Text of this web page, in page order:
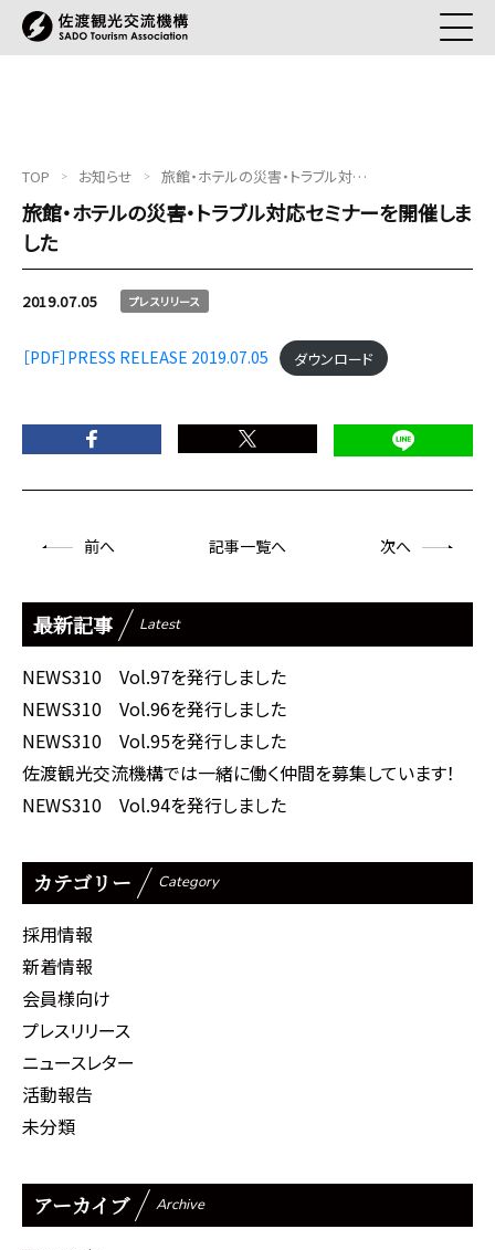
TOP お知らせ 旅館・ホテルの災害・トラブル対応セミナーを開催しました
旅館・ホテルの災害・トラブル対応セミナーを開催しま
した
2019.07.05 プレスリリース
［PDF］PRESS RELEASE 2019.07.05 ダウンロード
前へ 記事一覧へ 次へ
最新記事 Latest
NEWS310 Vol.97を発行しました
NEWS310 Vol.96を発行しました
NEWS310 Vol.95を発行しました
佐渡観光交流機構では一緒に働く仲間を募集しています！
NEWS310 Vol.94を発行しました
カテゴリー Category
採用情報
新着情報
会員様向け
プレスリリース
ニュースレター
活動報告
未分類
アーカイブ Archive